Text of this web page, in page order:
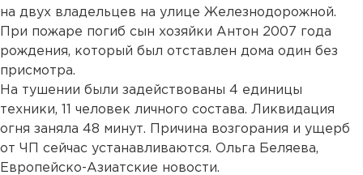
на двух владельцев на улице Железнодорожной.
При пожаре погиб сын хозяйки Антон 2007 года
рождения, который был отставлен дома один без
присмотра.
На тушении были задействованы 4 единицы
техники, 11 человек личного состава. Ликвидация
огня заняла 48 минут. Причина возгорания и ущерб
от ЧП сейчас устанавливаются. Ольга Беляева,
Европейско-Азиатские новости.